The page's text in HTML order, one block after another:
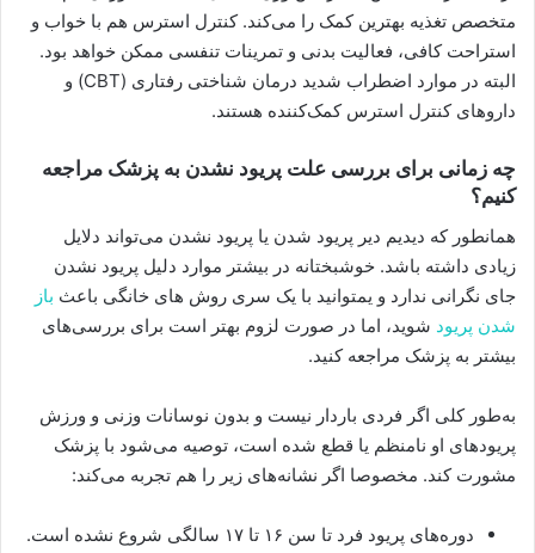
متخصص تغذیه بهترین کمک را می‌‌کند. کنترل استرس هم با خواب و
استراحت کافی، فعالیت بدنی و تمرینات تنفسی ممکن خواهد بود.
البته در موارد اضطراب شدید درمان شناختی رفتاری (CBT) و
داروهای کنترل استرس کمک‌کننده هستند.
چه زمانی برای بررسی علت پریود نشدن به پزشک مراجعه
کنیم؟
همانطور که دیدیم دیر پریود شدن یا پریود نشدن می‌تواند دلایل
زیادی داشته باشد. خوشبختانه در بیشتر موارد دلیل پریود نشدن
جای نگرانی ندارد و یمتوانید با یک سری روش های خانگی باعث باز
شدن پریود شوید، اما در صورت لزوم بهتر است برای بررسی‌های
بیشتر به پزشک مراجعه کنید.
به‌طور کلی اگر فردی باردار نیست و بدون نوسانات وزنی و ورزش
پریودهای او نامنظم یا قطع شده است، توصیه می‌شود با پزشک
مشورت کند. مخصوصا اگر نشانه‌های زیر را هم تجربه می‌کند:
دوره‌های پریود فرد تا سن ۱۶ تا ۱۷ سالگی شروع نشده است.